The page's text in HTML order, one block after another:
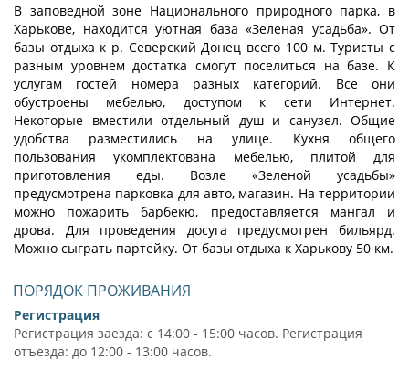
В заповедной зоне Национального природного парка, в
Харькове, находится уютная база «Зеленая усадьба». От
базы отдыха к р. Северский Донец всего 100 м. Туристы с
разным уровнем достатка смогут поселиться на базе. К
услугам гостей номера разных категорий. Все они
обустроены мебелью, доступом к сети Интернет.
Некоторые вместили отдельный душ и санузел. Общие
удобства разместились на улице. Кухня общего
пользования укомплектована мебелью, плитой для
приготовления еды. Возле «Зеленой усадьбы»
предусмотрена парковка для авто, магазин. На территории
можно пожарить барбекю, предоставляется мангал и
дрова. Для проведения досуга предусмотрен бильярд.
Можно сыграть партейку. От базы отдыха к Харькову 50 км.
ПОРЯДОК ПРОЖИВАНИЯ
Регистрация
Регистрация заезда: с 14:00 - 15:00 часов. Регистрация
отъезда: до 12:00 - 13:00 часов.